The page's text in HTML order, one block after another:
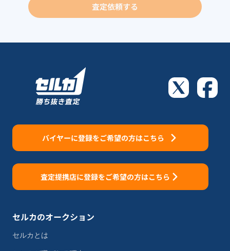
査定依頼する
バイヤーに登録をご希望の方はこちら
査定提携店に登録をご希望の方はこちら
セルカのオークション
セルカとは